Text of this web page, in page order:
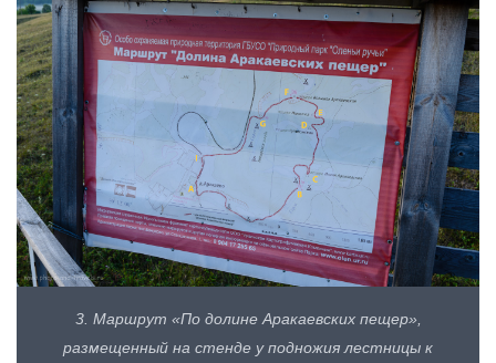
3. Маршрут «По долине Аракаевских пещер»,
размещенный на стенде у подножия лестницы к